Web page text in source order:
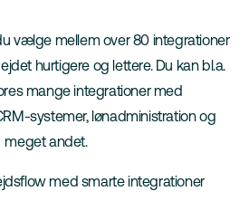
vælge mellem over 80 integrationer
hurtigere og lettere. Du kan bl.a.
mange integrationer med
systemer, lønadministration og
meget andet.
med smarte integrationer